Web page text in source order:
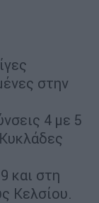
στην
4 με 5
και στη
Κελσίου.